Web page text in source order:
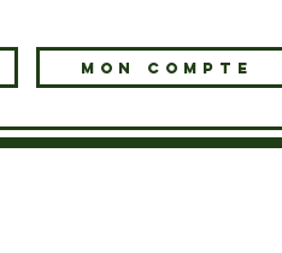
MON COMPTE